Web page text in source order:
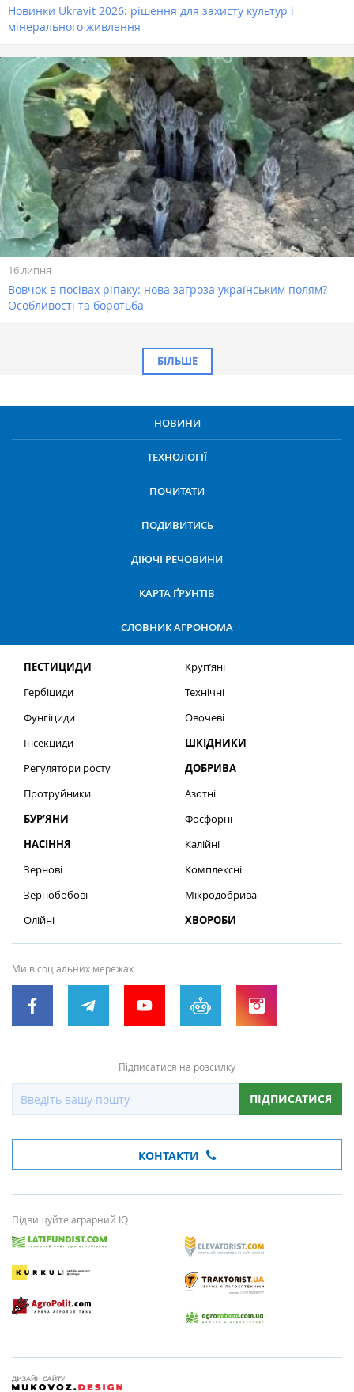
Новинки Ukravit 2026: рішення для захисту культур і
мінерального живлення
16 липня
Вовчок в посівах ріпаку: нова загроза українським полям?
Особливості та боротьба
БІЛЬШЕ
НОВИНИ
ТЕХНОЛОГІЇ
ПОЧИТАТИ
ПОДИВИТИСЬ
ДІЮЧІ РЕЧОВИНИ
КАРТА ҐРУНТІВ
СЛОВНИК АГРОНОМА
ПЕСТИЦИДИ
Гербіциди
Фунгіциди
Інсекциди
Регулятори росту
Протруйники
БУР’ЯНИ
НАСІННЯ
Зернові
Зернобобові
Олійні
Круп’яні
Технічні
Овочеві
ШКІДНИКИ
ДОБРИВА
Азотні
Фосфорні
Калійні
Комплексні
Мікродобрива
ХВОРОБИ
Ми в соціальних мережах
Підписатися на розсилку
ПІДПИСАТИСЯ
КОНТАКТИ
Підвищуйте аграрний IQ